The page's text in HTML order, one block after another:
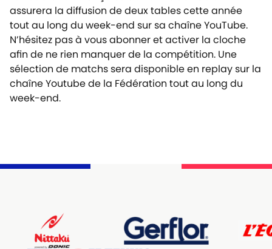
assurera la diffusion de deux tables cette année
tout au long du week-end sur sa chaîne YouTube.
N’hésitez pas à vous abonner et activer la cloche
afin de ne rien manquer de la compétition. Une
sélection de matchs sera disponible en replay sur la
chaîne Youtubede la Fédération tout au long du
week-end.